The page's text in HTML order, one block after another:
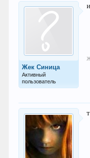
Жек Синица
Активный
пользователь